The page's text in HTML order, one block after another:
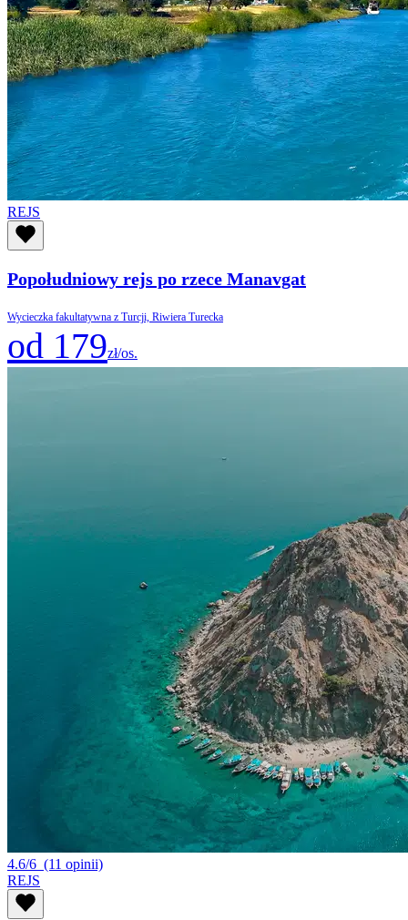
REJS
Popołudniowy rejs po rzece Manavgat
Wycieczka fakultatywna z Turcji, Riwiera Turecka
od 179zł/os.
4.6/6 (11 opinii)
REJS